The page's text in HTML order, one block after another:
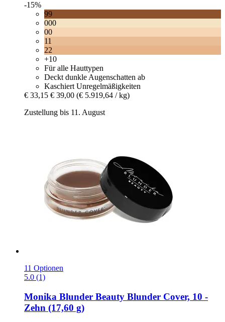
-15%
99
000
00
11
22
+10
Für alle Hauttypen
Deckt dunkle Augenschatten ab
Kaschiert Unregelmäßigkeiten
€ 33,15 € 39,00 (€ 5.919,64 / kg)
Zustellung bis 11. August
11 Optionen
5.0 (1)
Monika Blunder Beauty Blunder Cover, 10 -​
Zehn (17,60 g)